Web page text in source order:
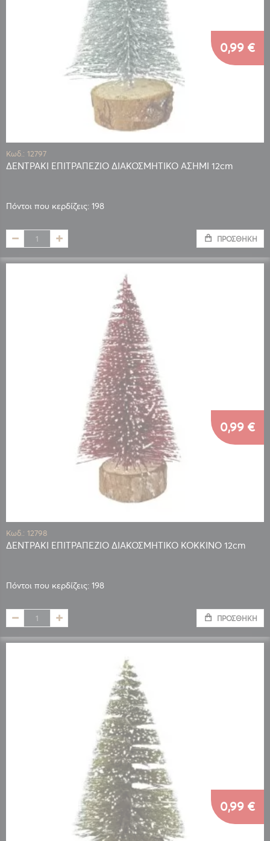
Κωδ.: 12797
ΔΕΝΤΡΑΚΙ ΕΠΙΤΡΑΠΕΖΙΟ ΔΙΑΚΟΣΜΗΤΙΚΟ ΑΣΗΜΙ 12cm
Πόντοι που κερδίζεις: 198
0,99 €
ΠΡΟΣΘΉΚΗ
Κωδ.: 12798
ΔΕΝΤΡΑΚΙ ΕΠΙΤΡΑΠΕΖΙΟ ΔΙΑΚΟΣΜΗΤΙΚΟ ΚΟΚΚΙΝΟ 12cm
Πόντοι που κερδίζεις: 198
0,99 €
ΠΡΟΣΘΉΚΗ
0,99 €